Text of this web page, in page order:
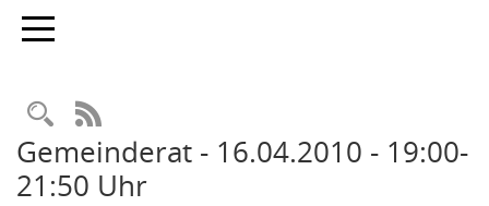
Toggle navigation
Rechercheauswahl
RSS-Feed
Gemeinderat - 16.04.2010 - 19:00-
21:50 Uhr